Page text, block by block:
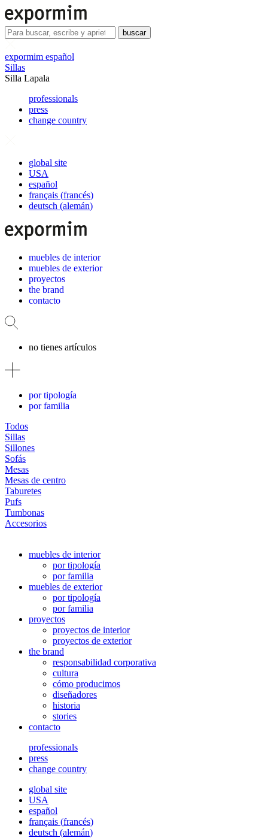
buscar
expormim español
Sillas
Silla Lapala
professionals
press
change country
global site
USA
español
français (francés)
deutsch (alemán)
muebles de interior
muebles de exterior
proyectos
the brand
contacto
no tienes artículos
por tipología
por familia
Todos
Sillas
Sillones
Sofás
Mesas
Mesas de centro
Taburetes
Pufs
Tumbonas
Accesorios
muebles de interior
por tipología
por familia
muebles de exterior
por tipología
por familia
proyectos
proyectos de interior
proyectos de exterior
the brand
responsabilidad corporativa
cultura
cómo producimos
diseñadores
historia
stories
contacto
professionals
press
change country
global site
USA
español
français (francés)
deutsch (alemán)